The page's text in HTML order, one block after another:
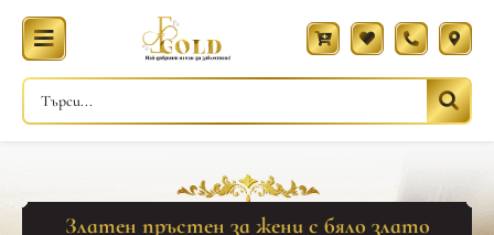
Златен пръстен за жени с бяло злато